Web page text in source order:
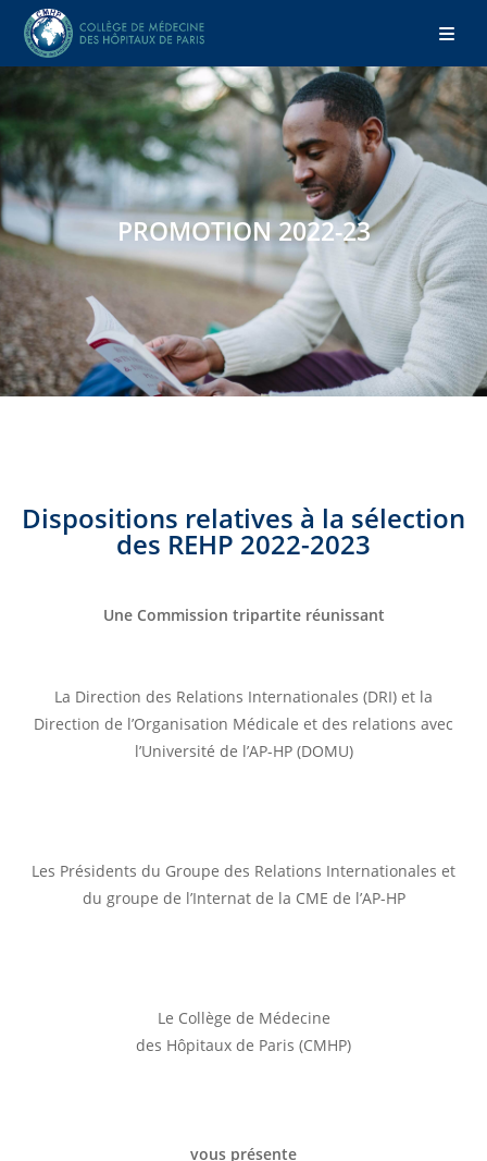
PROMOTION 2022-23
Dispositions relatives à la sélection
des REHP 2022-2023
Une Commission tripartite réunissant
La Direction des Relations Internationales (DRI) et la
Direction de l’Organisation Médicale et des relations avec
l’Université de l’AP-HP (DOMU)
Les Présidents du Groupe des Relations Internationales et
du groupe de l’Internat de la CME de l’AP-HP
Le Collège de Médecine
des Hôpitaux de Paris (CMHP)
vous présente